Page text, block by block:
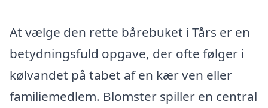
At vælge den rette bårebuket i Tårs er en
betydningsfuld opgave, der ofte følger i
kølvandet på tabet af en kær ven eller
familiemedlem. Blomster spiller en central